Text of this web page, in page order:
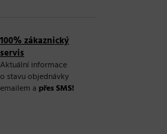
100% zákaznický
servis
Aktuální informace
o stavu objednávky
emailem a přes SMS!